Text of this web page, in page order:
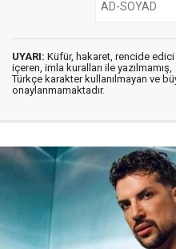
UYARI: Küfür, hakaret, rencide edici
içeren, imla kuralları ile yazılmamış,
Türkçe karakter kullanılmayan ve
onaylanmamaktadır.